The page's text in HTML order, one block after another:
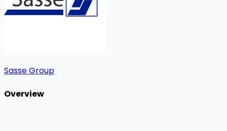
Sasse Group
Overview